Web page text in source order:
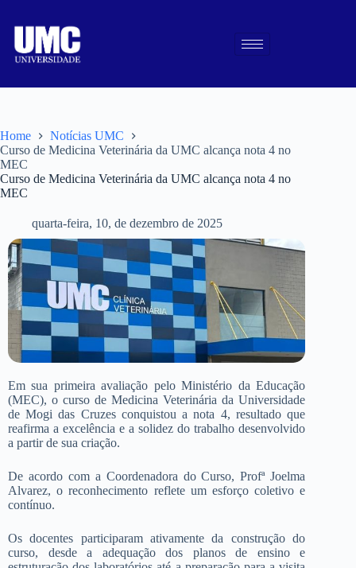
Home
Notícias UMC
Curso de Medicina Veterinária da UMC alcança nota 4 no
MEC
Curso de Medicina Veterinária da UMC alcança nota 4 no
MEC
quarta-feira, 10, de dezembro de 2025
Em sua primeira avaliação pelo Ministério da Educação
(MEC), o curso de Medicina Veterinária da Universidade
de Mogi das Cruzes conquistou a nota 4, resultado que
reafirma a excelência e a solidez do trabalho desenvolvido
a partir de sua criação.
De acordo com a Coordenadora do Curso, Profª Joelma
Alvarez, o reconhecimento reflete um esforço coletivo e
contínuo.
Os docentes participaram ativamente da construção do
curso, desde a adequação dos planos de ensino e